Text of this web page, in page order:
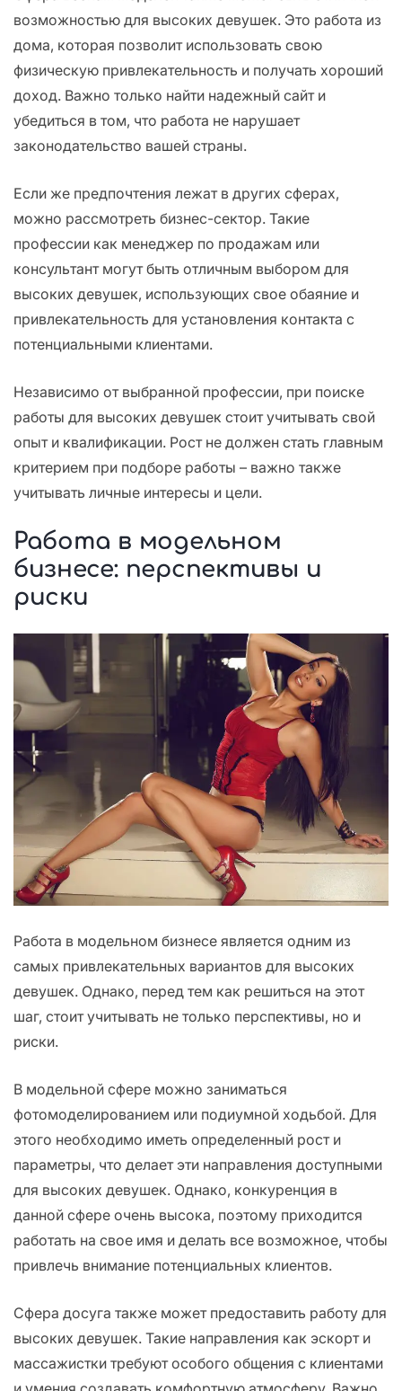
возможностью для высоких девушек. Это работа из
дома, которая позволит использовать свою
физическую привлекательность и получать хороший
доход. Важно только найти надежный сайт и
убедиться в том, что работа не нарушает
законодательство вашей страны.
Если же предпочтения лежат в других сферах,
можно рассмотреть бизнес-сектор. Такие
профессии как менеджер по продажам или
консультант могут быть отличным выбором для
высоких девушек, использующих свое обаяние и
привлекательность для установления контакта с
потенциальными клиентами.
Независимо от выбранной профессии, при поиске
работы для высоких девушек стоит учитывать свой
опыт и квалификации. Рост не должен стать главным
критерием при подборе работы – важно также
учитывать личные интересы и цели.
Работа в модельном
бизнесе: перспективы и
риски
Работа в модельном бизнесе является одним из
самых привлекательных вариантов для высоких
девушек. Однако, перед тем как решиться на этот
шаг, стоит учитывать не только перспективы, но и
риски.
В модельной сфере можно заниматься
фотомоделированием или подиумной ходьбой. Для
этого необходимо иметь определенный рост и
параметры, что делает эти направления доступными
для высоких девушек. Однако, конкуренция в
данной сфере очень высока, поэтому приходится
работать на свое имя и делать все возможное, чтобы
привлечь внимание потенциальных клиентов.
Сфера досуга также может предоставить работу для
высоких девушек. Такие направления как эскорт и
массажистки требуют особого общения с клиентами